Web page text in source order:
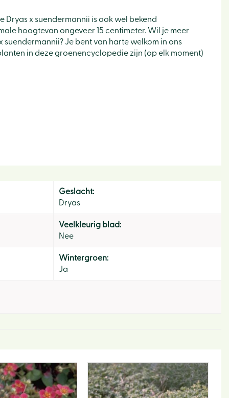
Tips
Dryas x suendermannii is ook wel bekend
hoogtevan ongeveer 15 centimeter. Wil je meer
Je bent van harte welkom in ons
in deze groenencyclopedie zijn (op elk moment)
Geslacht:
Dryas
Veelkleurig blad:
Nee
Wintergroen:
Ja